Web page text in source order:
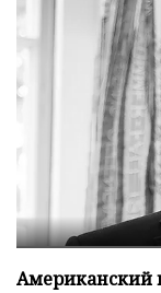
Американский